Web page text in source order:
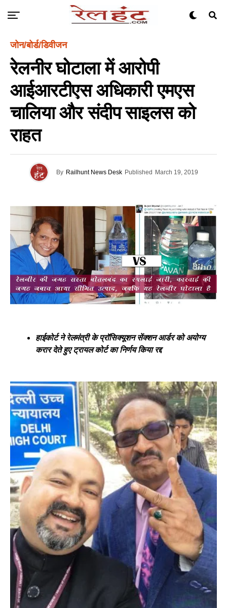
जोन/बोर्ड/डिवीजन
रेलनीर घोटाला में आरोपी
आईआरटीएस अधिकारी एमएस
चालिया और संदीप साइलस को
राहत
By Railhunt News Desk Published March 19, 2019
हाईकोर्ट ने रेलमंत्री के प्रॉसिक्यूशन सेंक्शन आर्डर को अयोग्य
करार देते हुए ट्रायल कोर्ट का निर्णय किया रद्द